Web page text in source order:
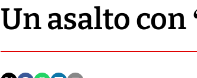
Un asalto con